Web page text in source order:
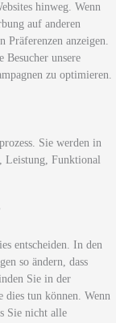
hinweg. Wenn
auf anderen
Präferenzen anzeigen.
Besucher unsere
zu optimieren.
Sie werden in
Leistung, Funktional
entscheiden. In den
so ändern, dass
Sie in der
tun können. Wenn
Sie nicht alle